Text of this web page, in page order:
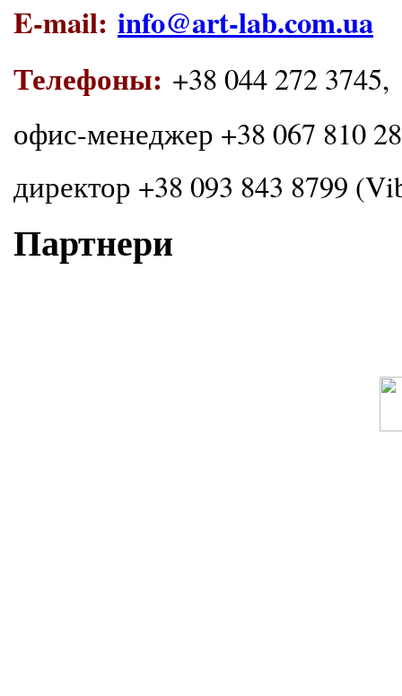
E-mail: info@art-lab.com.ua
Телефоны: +38 044 272 3745,
офис-менеджер +38 067 810
директор +38 093 843 8799
Партнери